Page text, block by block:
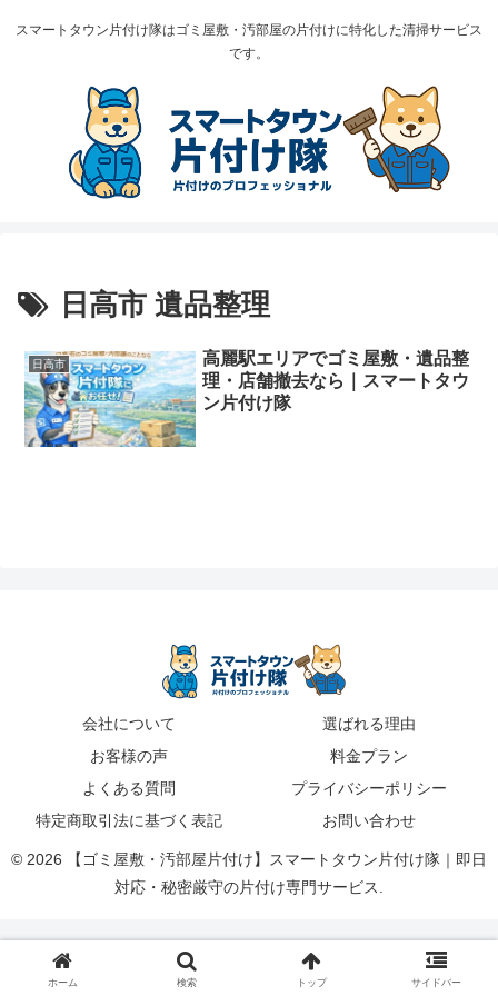
スマートタウン片付け隊はゴミ屋敷・汚部屋の片付けに特化した清掃サービス
です。
日高市 遺品整理
日高市
高麗駅エリアでゴミ屋敷・遺品整
理・店舗撤去なら｜スマートタウ
ン片付け隊
会社について
選ばれる理由
お客様の声
料金プラン
よくある質問
プライバシーポリシー
特定商取引法に基づく表記
お問い合わせ
© 2026 【ゴミ屋敷・汚部屋片付け】スマートタウン片付け隊｜即日
対応・秘密厳守の片付け専門サービス.
ホーム 検索 トップ サイドバー